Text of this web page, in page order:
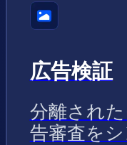
広告検証
分離され
告審査をシ